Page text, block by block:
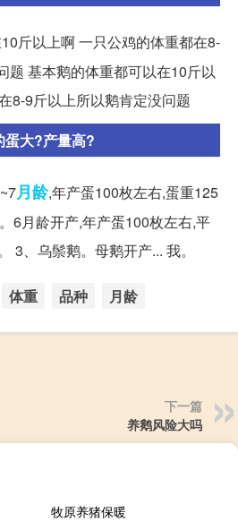
斤以上啊 一只公鸡的体重都在8-
题 基本鹅的体重都可以在10斤以
8-9斤以上所以鹅肯定没问题
蛋大?产量高?
月龄,年产蛋100枚左右,蛋重125
6月龄开产,年产蛋100枚左右,平
3、乌鬃鹅。母鹅开产... 我。
体重 品种 月龄
下一篇
养鹅风险大吗
牧原养猪保暖